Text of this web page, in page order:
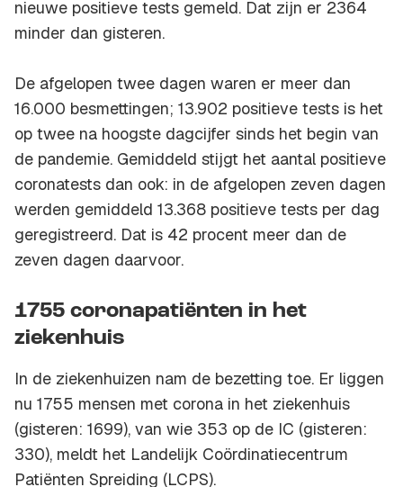
nieuwe positieve tests gemeld. Dat zijn er 2364
minder dan gisteren.
De afgelopen twee dagen waren er meer dan
16.000 besmettingen; 13.902 positieve tests is het
op twee na hoogste dagcijfer sinds het begin van
de pandemie. Gemiddeld stijgt het aantal positieve
coronatests dan ook: in de afgelopen zeven dagen
werden gemiddeld 13.368 positieve tests per dag
geregistreerd. Dat is 42 procent meer dan de
zeven dagen daarvoor.
1755 coronapatiënten in het
ziekenhuis
In de ziekenhuizen nam de bezetting toe. Er liggen
nu 1755 mensen met corona in het ziekenhuis
(gisteren: 1699), van wie 353 op de IC (gisteren:
330), meldt het Landelijk Coördinatiecentrum
Patiënten Spreiding (LCPS).